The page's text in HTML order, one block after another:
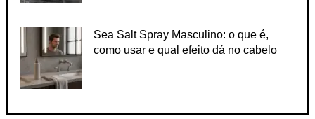
Sea Salt Spray Masculino: o que é,
como usar e qual efeito dá no cabelo